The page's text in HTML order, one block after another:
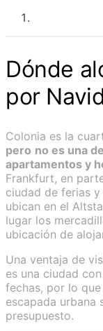
Dónde
por
Colonia es la
pero no es una
apartamentos y
Frankfurt, en
ciudad de ferias
ubican en el
lugar los
ubicación de
Una ventaja de
es una ciudad
fechas, por lo
escapada urbana
presupuesto.